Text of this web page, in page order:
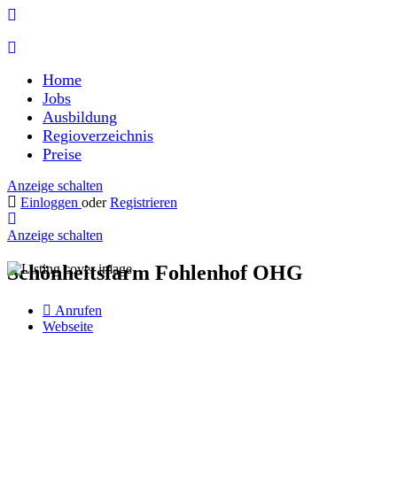
Home
Jobs
Ausbildung
Regioverzeichnis
Preise
Anzeige schalten
Einloggen oder Registrieren
Anzeige schalten
Schönheitsfarm Fohlenhof OHG
Anrufen
Webseite